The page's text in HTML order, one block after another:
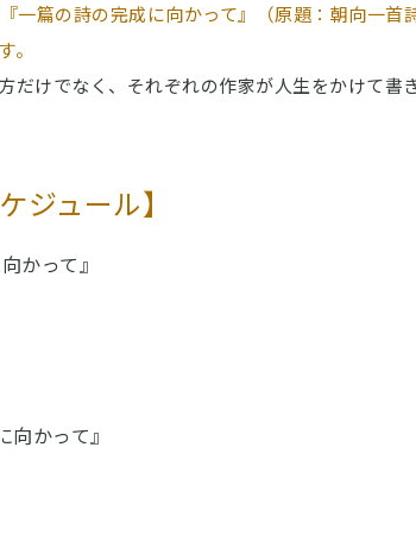
一篇の詩の完成に向かって』（原題：朝向一首
。
だけでなく、それぞれの作家が人生をかけて書
ジュール】
かって』
かって』